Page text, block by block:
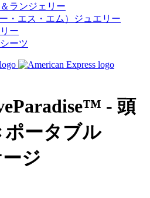
ランジェリー
・エス・エム）ジュエリー
ー
ーツ
- 頭
ポータブル
ジ